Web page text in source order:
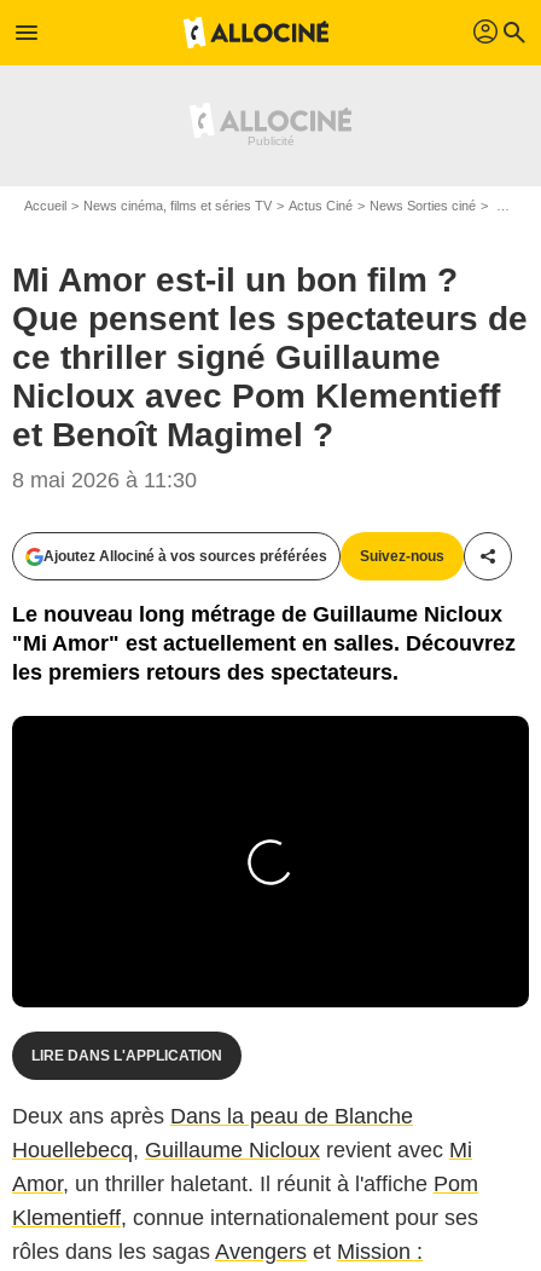
menu profil search
Accueil News cinéma, films et séries TV Actus Ciné News Sorties ciné
Mi Amor est-il un bon film ?
Que pensent les spectateurs de
ce thriller signé Guillaume
Nicloux avec Pom Klementieff
et Benoît Magimel ?
8 mai 2026 à 11:30
Ajoutez Allociné à vos sources préférées Suivez-nous
Le nouveau long métrage de Guillaume Nicloux
"Mi Amor" est actuellement en salles. Découvrez
les premiers retours des spectateurs.
LIRE DANS L'APPLICATION
Deux ans après Dans la peau de Blanche
Houellebecq, Guillaume Nicloux revient avec Mi
Amor, un thriller haletant. Il réunit à l'affiche Pom
Klementieff, connue internationalement pour ses
rôles dans les sagas Avengers et Mission :